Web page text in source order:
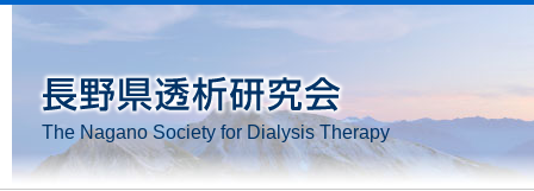
The Nagano Society for Dialysis Therapy